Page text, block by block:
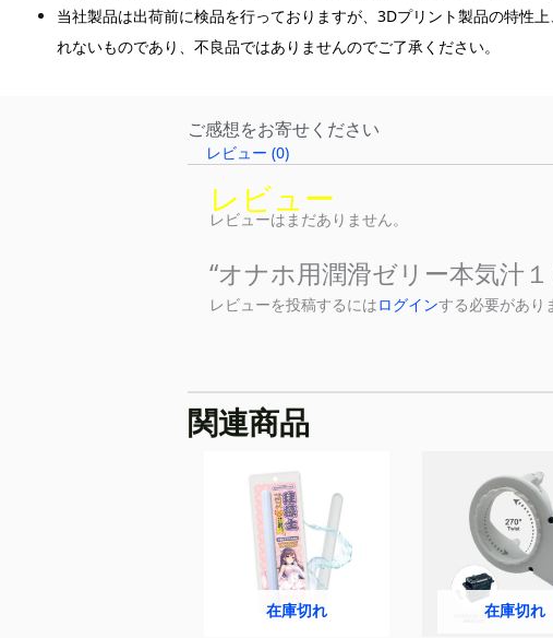
当社製品は出荷前に検品を行っておりますが、3Dプリント製品の特性
れないものであり、不良品ではありませんのでご了承ください。
ご感想をお寄せください
レビュー (0)
レビュー
レビューはまだありません。
“オナホ用潤滑ゼリー本気汁
レビューを投稿するにはログインする必要があり
関連商品
在庫切れ 在庫切れ